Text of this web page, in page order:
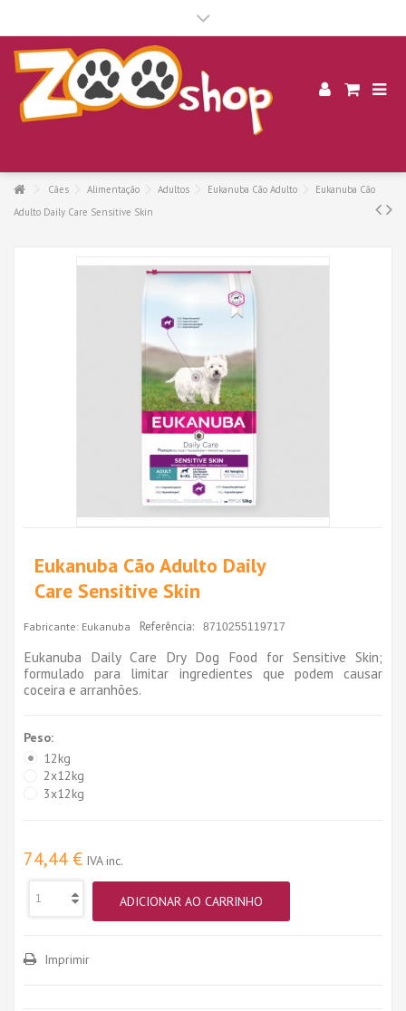
Cães Alimentação Adultos Eukanuba Cão Adulto
Eukanuba Cão
Adulto Daily Care Sensitive Skin
Eukanuba Cão Adulto Daily
Care Sensitive Skin
Fabricante: Eukanuba Referência: 8710255119717
Eukanuba Daily Care Dry Dog Food for Sensitive Skin;
formulado para limitar ingredientes que podem causar
coceira e arranhões.
Peso:
12kg
2x12kg
3x12kg
74,44 € IVA inc.
ADICIONAR AO CARRINHO
Imprimir